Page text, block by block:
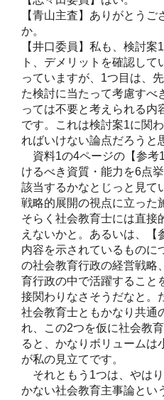
【青山主査】ありがとう
か。
【井口委員】私も、検討
ト、デメリットを確認し
っていますが、1つ目は、
た検討に当たって考慮すべ
っては不要と考えられる内
です。これは検討案1に関
ればいけない論点だろうと
資料1の4ページの【参考
けるべき資質・能力を6点
該当するかなとじっと見て
戦略的展開の視点に立った
そらく社会教育士には直接
えないかと。あるいは、【
内容を示されているものに
の社会教育行政の経営戦略
育行政の中で活躍すること
接関わりなさそうだなと。
社会教育士ともかなり共通
れ、この2つを仮に社会教
ると、かなりボリュームは
が私の見立てです。
それともう1つは、やは
かない社会教育主事論とい